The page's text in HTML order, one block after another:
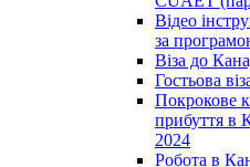
Відео
за
Віза до
Гостьова
Покрокове
прибуття в
2024
Робота в